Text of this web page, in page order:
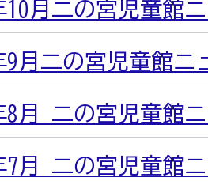
10月二の宮児童館
9月二の宮児童館ニ
8月 二の宮児童館
7月 二の宮児童館